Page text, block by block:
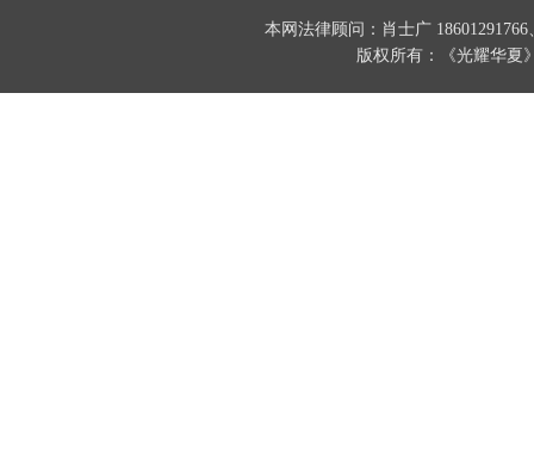
本网法律顾问：肖士广
版权所有：《光耀华夏